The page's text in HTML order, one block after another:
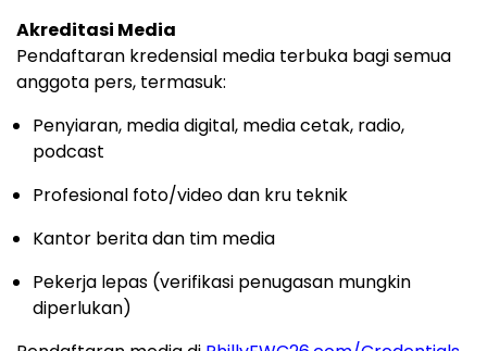
Akreditasi Media
Pendaftaran kredensial media terbuka bagi semua
anggota pers, termasuk:
Penyiaran, media digital, media cetak, radio,
podcast
Profesional foto/video dan kru teknik
Kantor berita dan tim media
Pekerja lepas (verifikasi penugasan mungkin
diperlukan)